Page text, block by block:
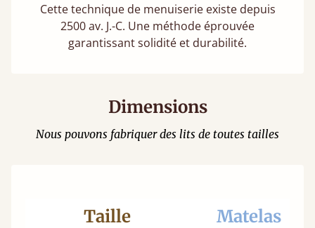
Cette technique de menuiserie existe depuis
2500 av. J.-C. Une méthode éprouvée
garantissant solidité et durabilité.
Dimensions
Nous pouvons fabriquer des lits de toutes tailles
Taille Matelas